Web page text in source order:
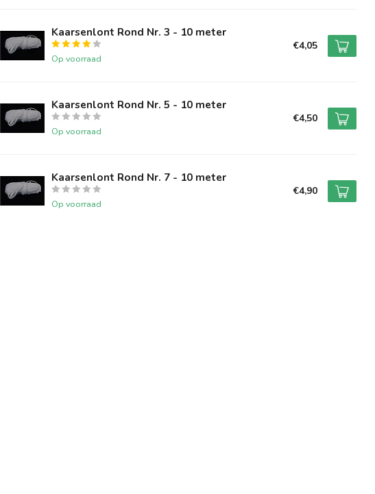
Kaarsenlont Rond Nr. 3 - 10 meter
Op voorraad
€4,05
Kaarsenlont Rond Nr. 5 - 10 meter
Op voorraad
€4,50
Kaarsenlont Rond Nr. 7 - 10 meter
Op voorraad
€4,90